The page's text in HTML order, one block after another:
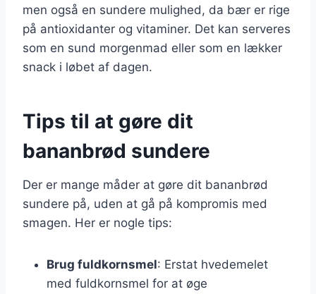
men også en sundere mulighed, da bær er rige
på antioxidanter og vitaminer. Det kan serveres
som en sund morgenmad eller som en lækker
snack i løbet af dagen.
Tips til at gøre dit
bananbrød sundere
Der er mange måder at gøre dit bananbrød
sundere på, uden at gå på kompromis med
smagen. Her er nogle tips:
Brug fuldkornsmel: Erstat hvedemelet
med fuldkornsmel for at øge